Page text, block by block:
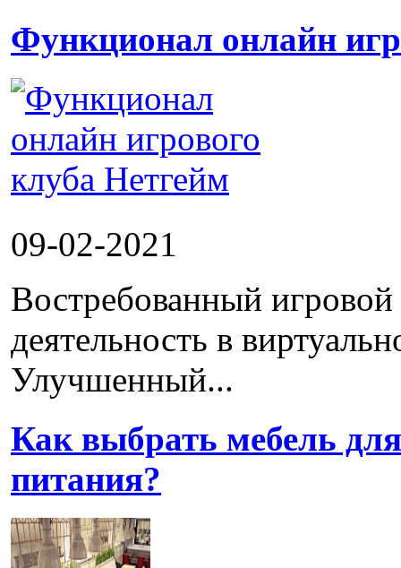
Функционал онлайн
09-02-2021
Востребованный
деятельность в
Улучшенный...
Как выбрать мебель
питания?